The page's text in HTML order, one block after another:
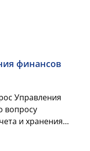
финансов
Управления
вопросу
и хранения